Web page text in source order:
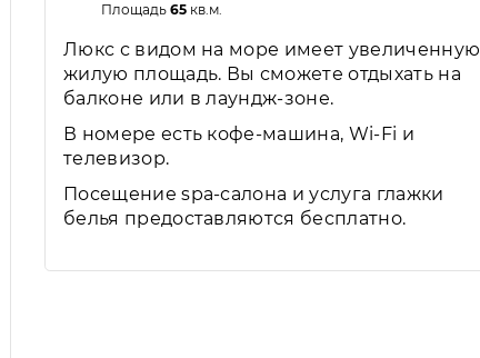
Площадь65 кв.м.
Люкс с видом на море имеет увеличенную
жилую площадь. Вы сможете отдыхать на
балконе или в лаундж-зоне.
В номере есть кофе-машина, Wi-Fi и
телевизор.
Посещение spa-салона и услуга глажки
белья предоставляются бесплатно.